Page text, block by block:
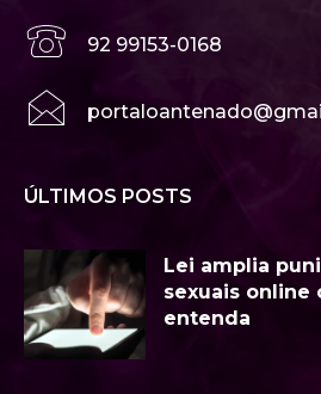
92 99153-0168
ÚLTIMOS POSTS
Lei amplia
sexuais online
entenda